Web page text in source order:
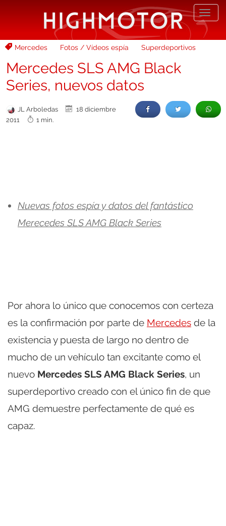
Mercedes Fotos / Vídeos espía Superdeportivos
Mercedes SLS AMG Black
Series, nuevos datos
JL Arboledas
18 diciembre
2011
1 min.
Nuevas fotos espía y datos del fantástico
Merecedes SLS AMG Black Series
Por ahora lo único que conocemos con certeza
es la confirmación por parte de Mercedes de la
existencia y puesta de largo no dentro de
mucho de un vehículo tan excitante como el
nuevo Mercedes SLS AMG Black Series, un
superdeportivo creado con el único fin de que
AMG demuestre perfectamente de qué es
capaz.